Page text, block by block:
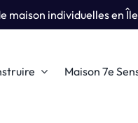
maison individuelles en
Maison 7e